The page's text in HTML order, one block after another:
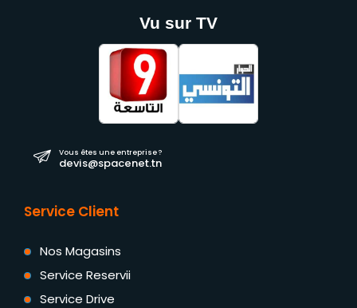
Vu sur TV
Vous êtes une entreprise ?
devis@spacenet.tn
Service Client
Nos Magasins
Service Reservii
Service Drive